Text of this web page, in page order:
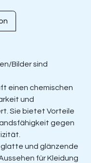
Bilder sind
einen chemischen
und
Sie bietet Vorteile
gegen
und glänzende
für Kleidung